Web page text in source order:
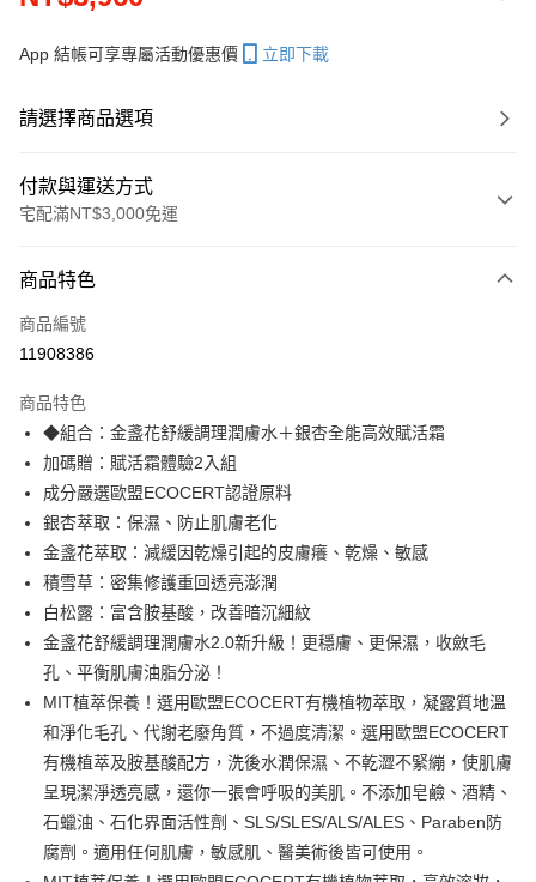
App 結帳可享專屬活動優惠價 立即下載
請選擇商品選項
付款與運送方式
宅配滿NT$3,000免運
信用卡一次付款
信用卡分期付款
合作金庫商業銀行
華南商業銀行
彰化商業銀行
上海商業儲蓄銀行
國泰世華商業銀行
兆豐國際商業銀行
臺灣中小企業銀行
匯豐（台灣）商業銀行
華泰商業銀行
聯邦商業銀行
遠東國際商業銀行
元大商業銀行
玉山商業銀行
星展（台灣）商業銀行
台新國際商業銀行
中國信託商業銀行
台灣樂天信用卡公司
超商取貨付款
LINE Pay
Apple Pay
街口支付
大哥付你分期
相關說明
【大哥付你分期使用說明】
1.本服務由台灣大哥大提供，台灣大哥大用戶可立即使用無須另外申請。
2.付款方式選擇「大哥付你分期」，訂單成立後會自動跳轉到大哥付的交易
流程，驗證手機門號後，選擇欲分期的期數、繳款截止日，確認付款後即完
成交易。
4.訂單成立30分鐘內，如未前往確認交易或遇審核未通過，訂單將自動取
消。如遇「轉專審核」未通過狀況，表示未達大哥付你分期系統評分，恕無
法說明評估內容。
「Hami Point」為中華電信所提供之點數服務，可於會員專區綁定中華電信
會員帳號後，即可在購物車使用 Hami Point 折抵消費金額 (1點等於1元)。
ATM付款
貨到付款
商品特色
商品編號
11908386
商品特色
◆組合：金盞花舒緩調理潤膚水＋銀杏全能高效賦活霜
加碼贈：賦活霜體驗2入組
成分嚴選歐盟ECOCERT認證原料
銀杏萃取：保濕、防止肌膚老化
金盞花萃取：減緩因乾燥引起的皮膚癢、乾燥、敏感
積雪草：密集修護重回透亮澎潤
白松露：富含胺基酸，改善暗沉細紋
金盞花舒緩調理潤膚水2.0新升級！更穩膚、更保濕，收斂毛
孔、平衡肌膚油脂分泌！
MIT植萃保養！選用歐盟ECOCERT有機植物萃取，凝露質地溫
和淨化毛孔、代謝老廢角質，不過度清潔。選用歐盟ECOCERT
有機植萃及胺基酸配方，洗後水潤保濕、不乾澀不緊繃，使肌膚
呈現潔淨透亮感，還你一張會呼吸的美肌。不添加皂鹼、酒精、
石蠟油、石化界面活性劑、SLS/SLES/ALS/ALES、Paraben防
腐劑。適用任何肌膚，敏感肌、醫美術後皆可使用。